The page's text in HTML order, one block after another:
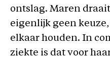
ontslag. Maren
eigenlijk geen
elkaar houden. In
ziekte is dat voor